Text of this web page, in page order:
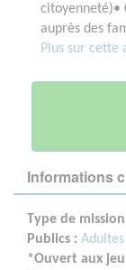
citoyenneté)•
auprès des
Plus sur cette
Informations
Type de
Publics : Adultes
*Ouvert aux